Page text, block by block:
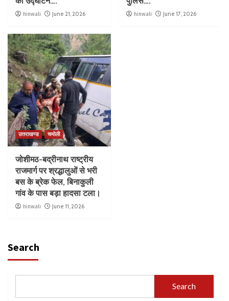
hinwali June 21, 2026 hinwali June 17, 2026
उत्तराखण्ड चमोली
जोशीमठ-बद्रीनाथ राष्ट्रीय
राजमार्ग पर श्रद्धालुओं से भरी
बस के ब्रेक फेल, बिनाकुली
गांव के पास बड़ा हादसा टला।
hinwali June 11, 2026
Search
Search